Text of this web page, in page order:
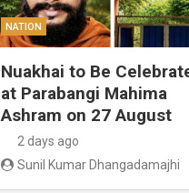
NATION
Nuakhai to Be
at Parabangi Mahima
Ashram on 27 August
2 days ago
Sunil Kumar Dhangadamajhi